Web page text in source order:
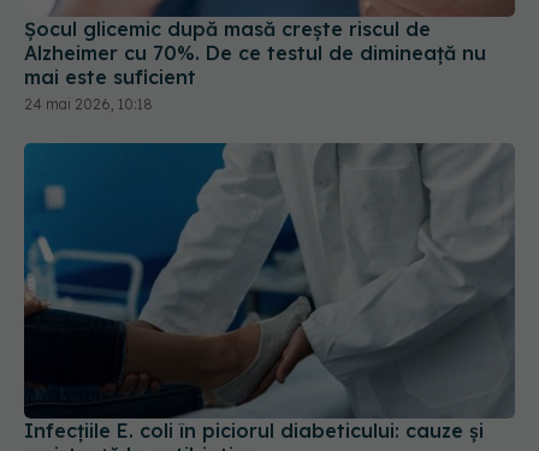
24 mai 2026, 10:18
Infecțiile E. coli în piciorul diabeticului: cauze și
rezistență la antibiotice
15 ian 2026, 20:57